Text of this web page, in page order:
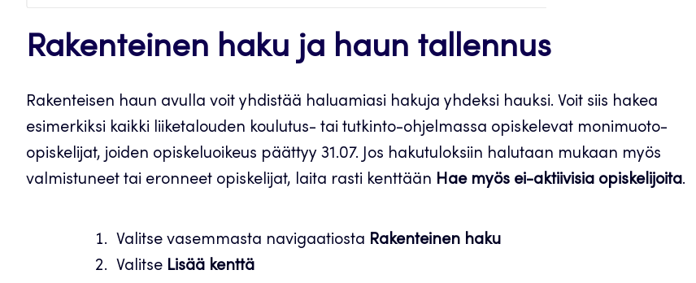
Rakenteinen haku ja haun tallennus
Rakenteisen haun avulla voit yhdistää haluamiasi hakuja yhdeksi hauksi. Voit siis hakea
esimerkiksi kaikki liiketalouden koulutus- tai tutkinto-ohjelmassa opiskelevat monimuoto-
opiskelijat, joiden opiskeluoikeus päättyy 31.07. Jos hakutuloksiin halutaan mukaan myös
valmistuneet tai eronneet opiskelijat, laita rasti kenttään Hae myös ei-aktiivisia opiskelijoita.
Valitse vasemmasta navigaatiosta Rakenteinen haku
Valitse Lisää kenttä